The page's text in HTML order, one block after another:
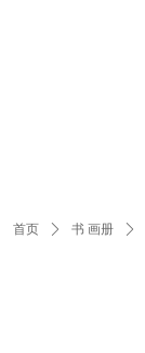
首页 ꄲ 书 画册 ꄲ